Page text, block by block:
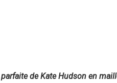
de Kate Hudson en